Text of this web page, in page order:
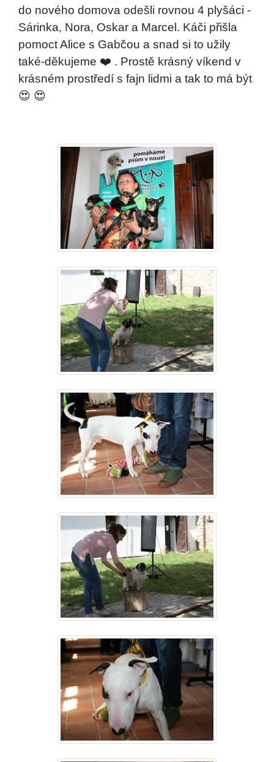
do nového domova odešli rovnou 4 plyšáci -
Sárinka, Nora, Oskar a Marcel. Káči přišla
pomoct Alice s Gabčou a snad si to užily
také-děkujeme ❤️ . Prostě krásný víkend v
krásném prostředí s fajn lidmi a tak to má být
😍 😍